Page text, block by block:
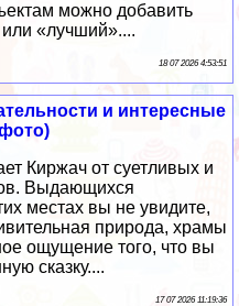
можно добавить
«лучший»....
18 07 2026 4:53:51
и интересные
Киржач от суетливых и
Выдающихся
местах вы не увидите,
природа, храмы
ощущение того, что вы
сказку....
17 07 2026 11:19:36